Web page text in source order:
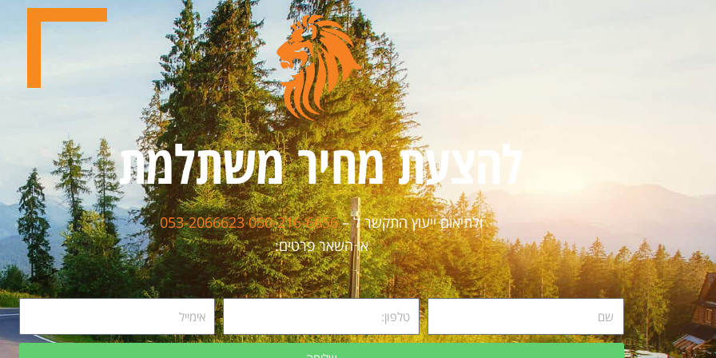
להצעת מחיר משתלמת
ולתיאום ייעוץ התקשר ל –050-216-6656
053-2066623
או השאר פרטים:
"החלטנו לבצע שילוט וסימונים
במוסד קיבלנו המלצות על מס'
חברות ובחרנו בחב' לביא בתנועה
ולשמחתינו הבחירה הייתה נכונה,
קיבלנו שירות מעולה עבודה
מצויינת תוך עמידה בזמנים
ובמחיר הוגן וסביר מאוד והכי
חשוב אנשים נחמדים מאירי פנים
ומאוד סבלניים והכי חשוב יצאנו
מרוצים!
המלצה מגלעד
"החלטנו לבצע שילוט וסימונים
במוסד קיבלנו המלצות על מס'
חברות ובחרנו בחב' לביא בתנועה
ולשמחתינו הבחירה הייתה נכונה,
קיבלנו שירות מעולה עבודה
מצויינת תוך עמידה בזמנים
ובמחיר הוגן וסביר מאוד והכי
חשוב אנשים נחמדים מאירי פנים
ומאוד סבלניים והכי חשוב יצאנו
מרוצים!
המלצה מגלעד